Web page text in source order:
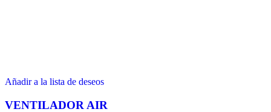
Añadir a la lista de deseos
VENTILADOR AIR